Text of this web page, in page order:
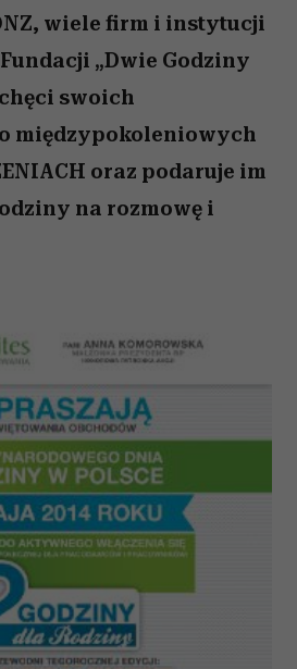
wiele firm i instytucji
„Dwie Godziny
swoich
międzypokoleniowych
oraz podaruje im
na rozmowę i